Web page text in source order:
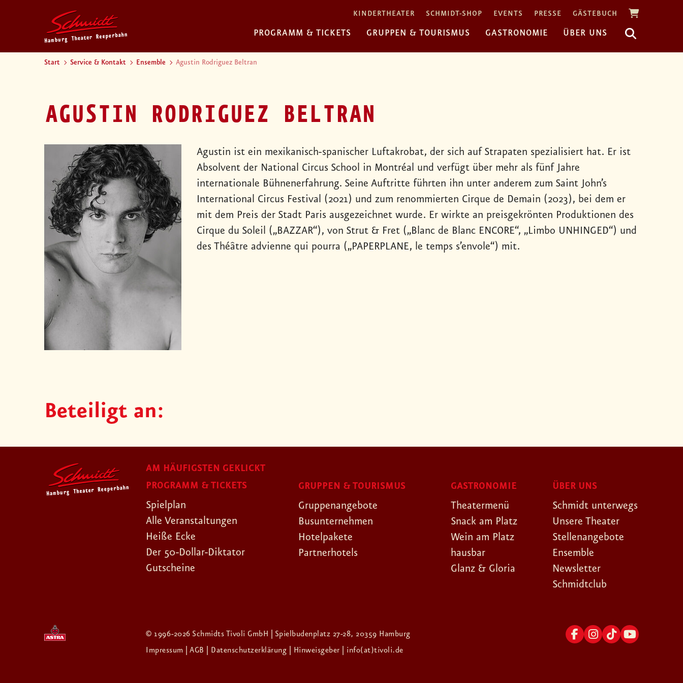
KINDERTHEATER SCHMIDT-SHOP EVENTS PRESSE GÄSTEBUCH
PROGRAMM & TICKETS GRUPPEN & TOURISMUS GASTRONOMIE ÜBER UNS
Start Service & Kontakt Ensemble Agustin Rodriguez Beltran
AGUSTIN RODRIGUEZ BELTRAN
Agustin ist ein mexikanisch-spanischer Luftakrobat, der sich auf Strapaten spezialisiert hat. Er ist
Absolvent der National Circus School in Montréal und verfügt über mehr als fünf Jahre
internationale Bühnenerfahrung. Seine Auftritte führten ihn unter anderem zum Saint John’s
International Circus Festival (2021) und zum renommierten Cirque de Demain (2023), bei dem er
mit dem Preis der Stadt Paris ausgezeichnet wurde. Er wirkte an preisgekrönten Produktionen des
Cirque du Soleil („BAZZAR“), von Strut & Fret („Blanc de Blanc ENCORE“, „Limbo UNHINGED“) und
des Théâtre advienne qui pourra („PAPERPLANE, le temps s’envole“) mit.
Beteiligt an:
AM HÄUFIGSTEN GEKLICKT
PROGRAMM & TICKETS
Spielplan
Alle Veranstaltungen
Heiße Ecke
Der 50-Dollar-Diktator
Gutscheine
GRUPPEN & TOURISMUS
Gruppenangebote
Busunternehmen
Hotelpakete
Partnerhotels
GASTRONOMIE
Theatermenü
Snack am Platz
Wein am Platz
hausbar
Glanz & Gloria
ÜBER UNS
Schmidt unterwegs
Unsere Theater
Stellenangebote
Ensemble
Newsletter
Schmidtclub
© 1996-2026 Schmidts Tivoli GmbH | Spielbudenplatz 27-28, 20359 Hamburg
Impressum
| AGB | Datenschutzerklärung | Hinweisgeber | info(at)tivoli.de